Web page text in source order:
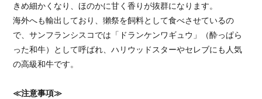
きめ細かくなり、ほのかに甘く香りが抜群になります。
海外へも輸出しており、獺祭を飼料として食べさせているの
で、サンフランシスコでは「ドランケンワギュウ」（酔っぱら
った和牛）として呼ばれ、ハリウッドスターやセレブにも人気
の高級和牛です。
≪注意事項≫